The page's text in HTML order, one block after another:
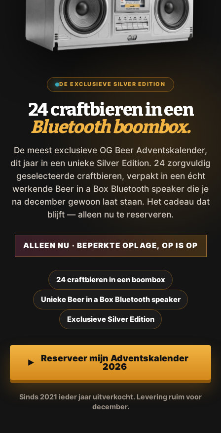
DE EXCLUSIEVE SILVER EDITION
24 craftbieren in een
Bluetooth boombox.
De meest exclusieve OG Beer Adventskalender,
dit jaar in een unieke Silver Edition. 24 zorgvuldig
geselecteerde craftbieren, verpakt in een écht
werkende Beer in a Box Bluetooth speaker die je
na december gewoon laat staan. Het cadeau dat
blijft — alleen nu te reserveren.
ALLEEN NU · BEPERKTE OPLAGE, OP IS OP
24 craftbieren in een boombox
Unieke Beer in a Box Bluetooth speaker
Exclusieve Silver Edition
Reserveer mijn Adventskalender
2026
Sinds 2021 ieder jaar uitverkocht. Levering ruim voor
december.